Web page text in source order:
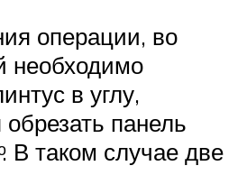
операции, во
необходимо
в углу,
панель
В таком случае две